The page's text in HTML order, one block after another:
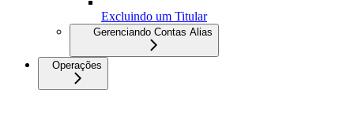
Excluindo um Titular
Gerenciando Contas Alias
Operações